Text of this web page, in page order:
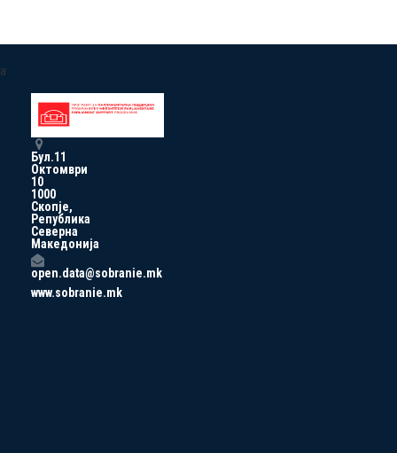
a
Бул.11
Октомври
10
1000
Скопје,
Република
Северна
Македонија
open.data@sobranie.mk
www.sobranie.mk